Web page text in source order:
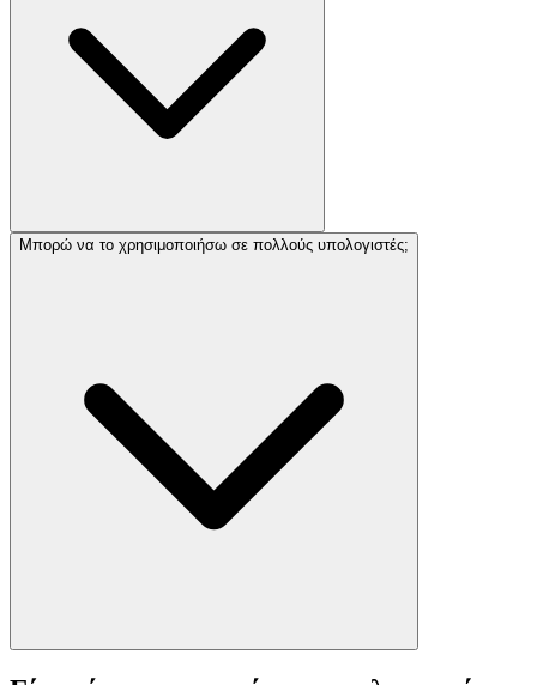
Μπορώ να το χρησιμοποιήσω σε πολλούς υπολογιστές;